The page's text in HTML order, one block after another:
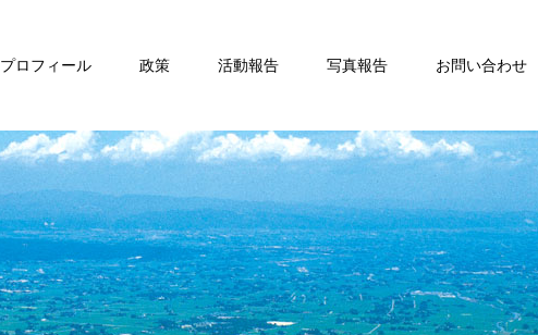
プロフィール 政策 活動報告 写真報告 お問い合わせ